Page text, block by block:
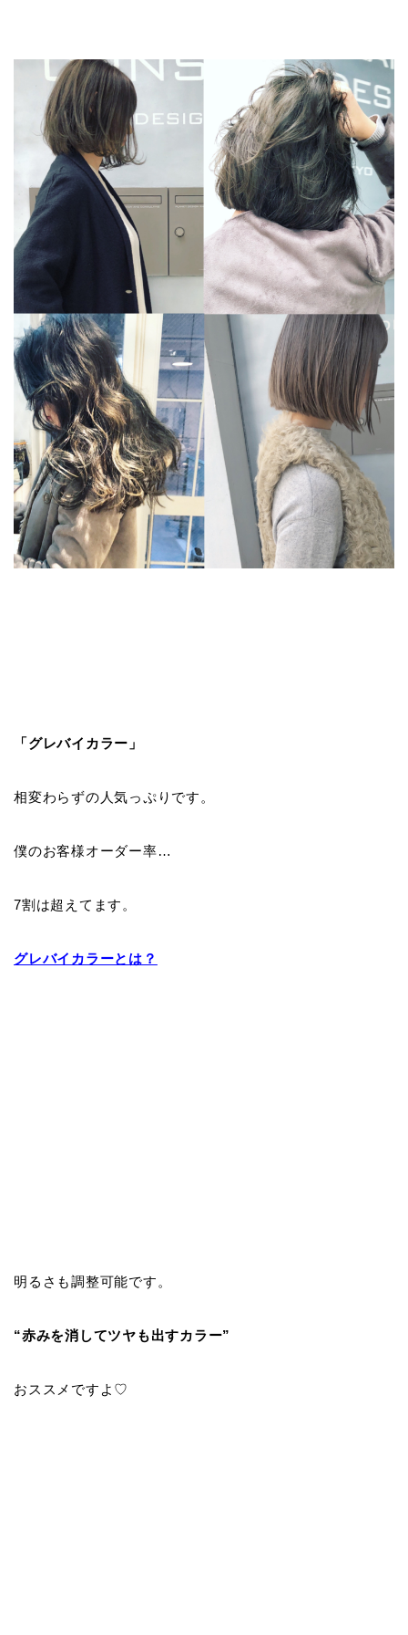
「グレバイカラー」
相変わらずの人気っぷりです。
僕のお客様オーダー率…
7割は超えてます。
グレバイカラーとは？
明るさも調整可能です。
“赤みを消してツヤも出すカラー”
おススメですよ♡